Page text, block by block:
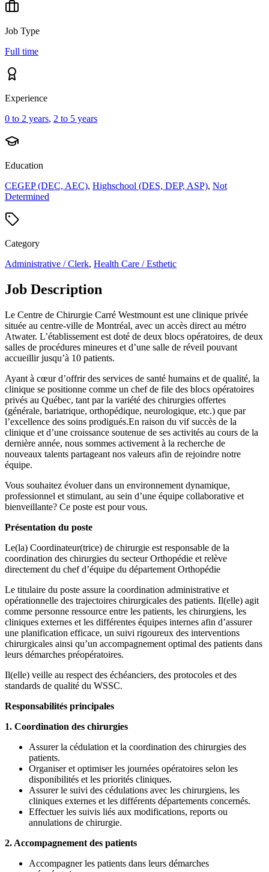
Job Type
Full time
Experience
0 to 2 years, 2 to 5 years
Education
CEGEP (DEC, AEC), Highschool (DES, DEP, ASP), Not
Determined
Category
Administrative / Clerk, Health Care / Esthetic
Job Description
Le Centre de Chirurgie Carré Westmount est une clinique privée
située au centre-ville de Montréal, avec un accès direct au métro
Atwater. L’établissement est doté de deux blocs opératoires, de deux
salles de procédures mineures et d’une salle de réveil pouvant
accueillir jusqu’à 10 patients.
Ayant à cœur d’offrir des services de santé humains et de qualité, la
clinique se positionne comme un chef de file des blocs opératoires
privés au Québec, tant par la variété des chirurgies offertes
(générale, bariatrique, orthopédique, neurologique, etc.) que par
l’excellence des soins prodigués.En raison du vif succès de la
clinique et d’une croissance soutenue de ses activités au cours de la
dernière année, nous sommes activement à la recherche de
nouveaux talents partageant nos valeurs afin de rejoindre notre
équipe.
Vous souhaitez évoluer dans un environnement dynamique,
professionnel et stimulant, au sein d’une équipe collaborative et
bienveillante? Ce poste est pour vous.
Présentation du poste
Le(la) Coordinateur(trice) de chirurgie est responsable de la
coordination des chirurgies du secteur Orthopédie et relève
directement du chef d’équipe du département Orthopédie
Le titulaire du poste assure la coordination administrative et
opérationnelle des trajectoires chirurgicales des patients. Il(elle) agit
comme personne ressource entre les patients, les chirurgiens, les
cliniques externes et les différentes équipes internes afin d’assurer
une planification efficace, un suivi rigoureux des interventions
chirurgicales ainsi qu’un accompagnement optimal des patients dans
leurs démarches préopératoires.
Il(elle) veille au respect des échéanciers, des protocoles et des
standards de qualité du WSSC.
Responsabilités principales
1. Coordination des chirurgies
Assurer la cédulation et la coordination des chirurgies des
patients.
Organiser et optimiser les journées opératoires selon les
disponibilités et les priorités cliniques.
Assurer le suivi des cédulations avec les chirurgiens, les
cliniques externes et les différents départements concernés.
Effectuer les suivis liés aux modifications, reports ou
annulations de chirurgie.
2. Accompagnement des patients
Accompagner les patients dans leurs démarches